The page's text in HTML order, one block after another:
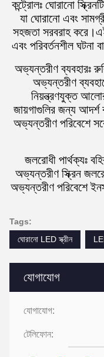
যোগাযোগ
যোগাযোগ:
টেলিফোন:
কন্ট্রোলঃ ঘোরানো
যা ঘোরানো এবং
সহজতা সরবরাহ
এবং পরিবর্তনশীল
অভ্যন্তরীণ ব্যবহারঃ
অভ্যন্তরীণ
নিয়ন্ত্রণযুক্ত
জায়গাগুলির জন্য
অভ্যন্তরীণ পরিবেশে
জলরোধী পার্থক্যঃ
অভ্যন্তরীণ স্ক্রিন
অভ্যন্তরীণ পরিবেশে
Tags:
ঘোরানো LED স্ক্রীন